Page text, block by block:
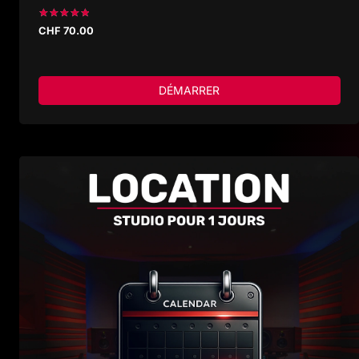
Note
5.00
CHF 70.00
DÉMARRER